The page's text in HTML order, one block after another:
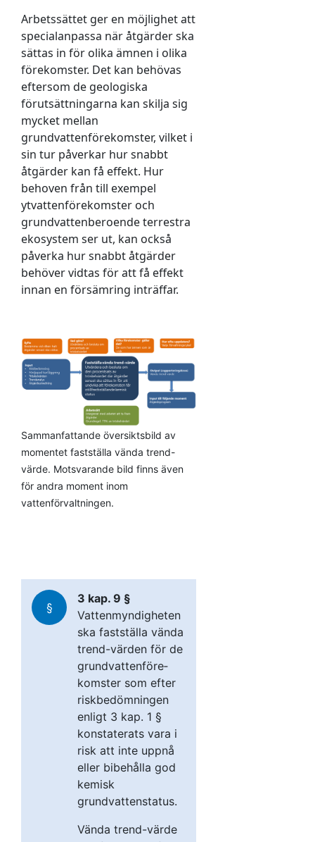
Arbetssättet ger en möjlighet att
specialanpassa när åtgärder ska
sättas in för olika ämnen i olika
förekomster. Det kan behövas
eftersom de geologiska
förutsättningarna kan skilja sig
mycket mellan
grundvattenförekomster, vilket i
sin tur påverkar hur snabbt
åtgärder kan få effekt. Hur
behoven från till exempel
ytvattenförekomster och
grundvattenberoende terrestra
ekosystem ser ut, kan också
påverka hur snabbt åtgärder
behöver vidtas för att få effekt
innan en försämring inträffar.
Sammanfattande översiktsbild av
momentet fastställa vända trend-
värde. Motsvarande bild finns även
för andra moment inom
vattenförvaltningen.
§
3 kap. 9 §
Vattenmyndigheten
ska fastställa vända
trend­-värden för de
grundvattenföre­
komster som efter
riskbedömningen
enligt 3 kap. 1 §
konstaterats vara i
risk att inte uppnå
eller bibehålla god
kemisk
grundvattenstatus.
Vända trend­-värde